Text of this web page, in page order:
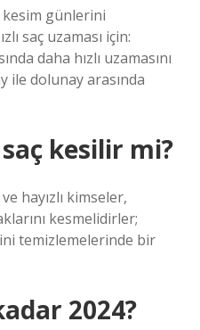
kesim günlerini
saç uzaması için:
daha hızlı uzamasını
ile dolunay arasında
kesilir mi?
hayızlı kimseler,
kesmelidirler;
temizlemelerinde bir
2024?